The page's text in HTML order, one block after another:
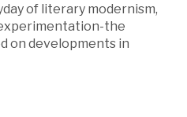
of literary modernism,
the
on developments in